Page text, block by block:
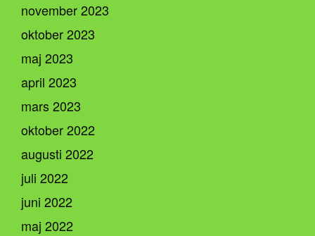
november 2023
oktober 2023
maj 2023
april 2023
mars 2023
oktober 2022
augusti 2022
juli 2022
juni 2022
maj 2022